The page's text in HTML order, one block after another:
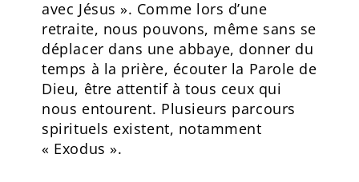
avec Jésus ». Comme lors d’une
retraite, nous pouvons, même sans se
déplacer dans une abbaye, donner du
temps à la prière, écouter la Parole de
Dieu, être attentif à tous ceux qui
nous entourent. Plusieurs parcours
spirituels existent, notamment
« Exodus ».